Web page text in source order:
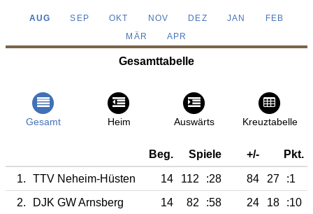
AUG SEP OKT NOV DEZ JAN
FEB
MÄR
APR
Gesamttabelle
Gesamt Heim Auswärts Kreuztabelle
Beg. Spiele +/- Pkt.
1. TTV Neheim-Hüsten 14 112 :28 84 27
:1
2.
DJK GW Arnsberg 14 82 :58 24 18
:10